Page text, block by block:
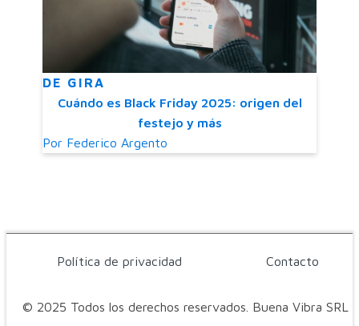
DE GIRA
Cuándo es Black Friday 2025: origen del
festejo y más
Por Federico Argento
© 2025 Todos los derechos reservados. Buena Vibra SRL
Política de privacidad Contacto